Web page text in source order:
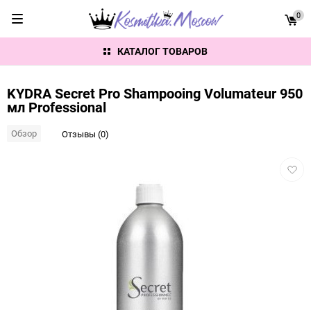
КАТАЛОГ ТОВАРОВ
0
KYDRA Secret Pro Shampooing Volumateur 950
мл Professional
Обзор Отзывы (0)